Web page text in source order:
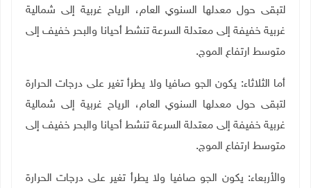
لتبقى حول معدلها السنوي العام، الرياح غربية إلى شمالية
غربية خفيفة إلى معتدلة السرعة تنشط أحيانا والبحر خفيف إلى
متوسط ارتفاع الموج.
أما الثلاثاء: يكون الجو صافيا ولا يطرأ تغير على درجات الحرارة
لتبقى حول معدلها السنوي العام، الرياح غربية إلى شمالية
غربية خفيفة إلى معتدلة السرعة تنشط أحيانا والبحر خفيف إلى
متوسط ارتفاع الموج.
والأربعاء: يكون الجو صافيا ولا يطرأ تغير على درجات الحرارة